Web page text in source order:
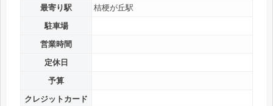
最寄り駅
桔梗が丘駅
駐車場
営業時間
定休日
予算
クレジットカード